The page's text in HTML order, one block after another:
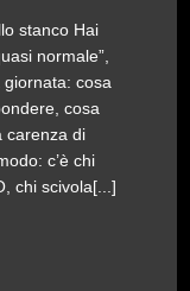
stanco Hai
normale”,
cosa
cosa
carenza di
c’è chi
chi scivola[...]